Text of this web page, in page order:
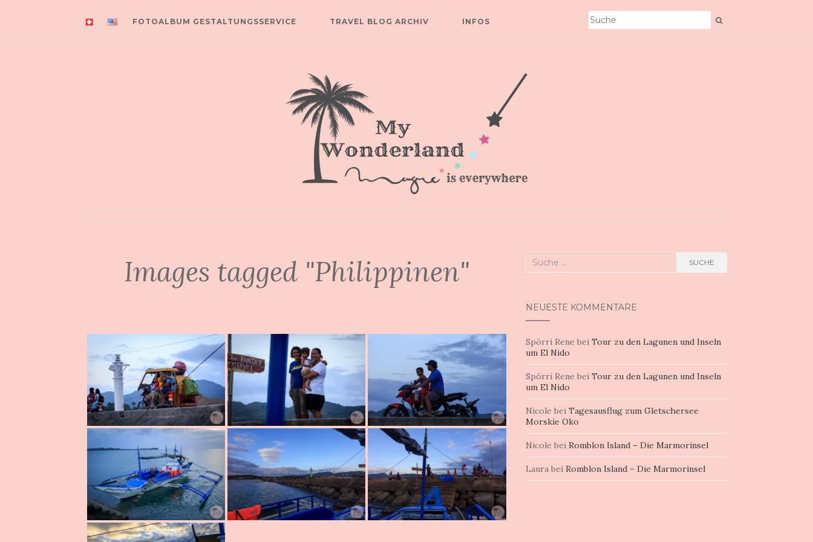
FOTOALBUM GESTALTUNGSSERVICE TRAVEL BLOG ARCHIV INFOS
Images tagged "Philippinen"
Suche
SUCHE
NEUESTE KOMMENTARE
Spörri Rene bei Tour zu den Lagunen und Inseln
um El Nido
Spörri Rene bei Tour zu den Lagunen und Inseln
um El Nido
Nicole bei Tagesausflug zum Gletschersee
Morskie Oko
Nicole bei Romblon Island – Die Marmorinsel
Laurabei Romblon Island – Die Marmorinsel